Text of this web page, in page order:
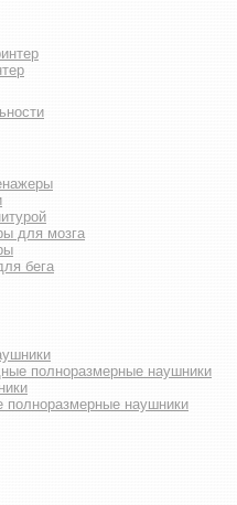
для мозга
бега
полноразмерные наушники
полноразмерные наушники